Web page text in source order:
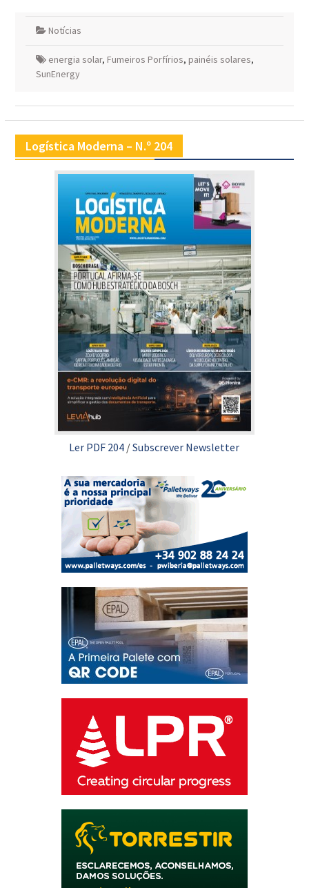
Notícias
energia solar, Fumeiros Porfírios, painéis solares,
SunEnergy
Logística Moderna – N.º 204
Ler PDF 204 /Subscrever Newsletter